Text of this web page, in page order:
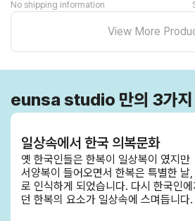
엄선된 원단과 뛰어난 품질로 제작된 의류만
상품
products
classes
고객센터
No shipping information
View More
eunsa studio 만의 3가지
일상속에서 한국 의복문화
옛 한국인들은 한복이 일상복이 였지만
서양복이 들어오면서 한복은 특별한 날
로 인식하게 되었습니다. 다시 한국인
던 한복의 요소가 일상속에 스며듭니다.